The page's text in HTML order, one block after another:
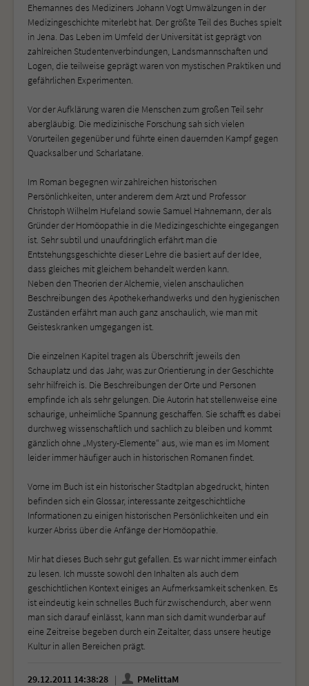
Ehemannes des Mediziners Johann Vogt Umwälzungen in der
Medizingeschichte miterlebt hat. Der größte Teil des Buches spielt
in Jena. Das Leben im Umfeld der Universität ist geprägt von
zahlreichen Studentenverbindungen, Landsmannschaften und
Logen, die teilweise geprägt waren von mystischen Praktiken und
gefährlichen Experimenten.
Vor der Aufklärung waren die Menschen zum großen Teil sehr
abergläubig. Die medizinische Forschung sah sich vielen
Vorurteilen gegenüber und führte einen dauernden Kampf gegen
Quacksalber und Scharlatane.
Im Roman begegnen wir zahlreichen historischen
Persönlichkeiten, unter anderem dem Arzt und Professor
Christoph Wilhelm Hufeland sowie Samuel Hahnemann, der als
Gründer der Homöopathie in die Medizingeschichte eingegangen
ist. Sehr subtil und unaufdringlich erfährt man die
Entstehungsgeschichte dieser Lehre die basiert auf der Idee,
dass gleiches mit gleichem behandelt werden kann.
Neben den Theorien der Alchemie, vielen anschaulichen
Beschreibungen des Apothekerhandwerks und den hygienischen
Zuständen erfährt man auch ganz anschaulich, wie man mit
Geisteskranken umgegangen ist.
Die einzelnen Kapitel tragen als Überschrift jeweils den
Schauplatz und das Jahr, was zur Orientierung in der Geschichte
sehr hilfreich is. Die Beschreibungen der Orte und Personen
empfinde ich als sehr gelungen. Die Autorin hat stellenweise eine
schaurige, unheimliche Spannung geschaffen. Sie schafft es dabei
durchweg wissenschaftlich und sachlich zu bleiben und kommt
gänzlich ohne „Mystery-Elemente“ aus, wie man es im Moment
leider immer häufiger auch in historischen Romanen findet.
Vorne im Buch ist ein historischer Stadtplan abgedruckt, hinten
befinden sich ein Glossar, interessante zeitgeschichtliche
Informationen zu einigen historischen Persönlichkeiten und ein
kurzer Abriss über die Anfänge der Homöopathie.
Mir hat dieses Buch sehr gut gefallen. Es war nicht immer einfach
zu lesen. Ich musste sowohl den Inhalten als auch dem
geschichtlichen Kontext einiges an Aufmerksamkeit schenken. Es
ist eindeutig kein schnelles Buch für zwischendurch, aber wenn
man sich darauf einlässt, kann man sich damit wunderbar auf
eine Zeitreise begeben durch ein Zeitalter, dass unsere heutige
Kultur in allen Bereichen prägt.
29.12.2011 14:38:28
PMelittaM